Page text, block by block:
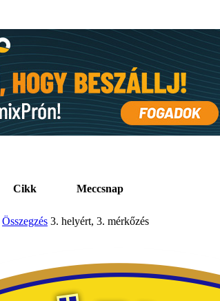
Cikk Meccsnap
Összegzés 3. helyért, 3. mérkőzés